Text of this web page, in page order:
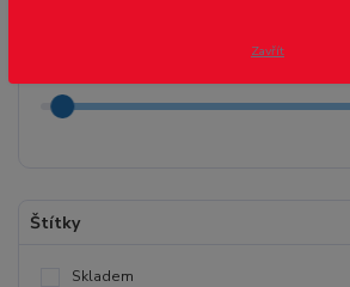
Štítky
Skladem
Zavřít